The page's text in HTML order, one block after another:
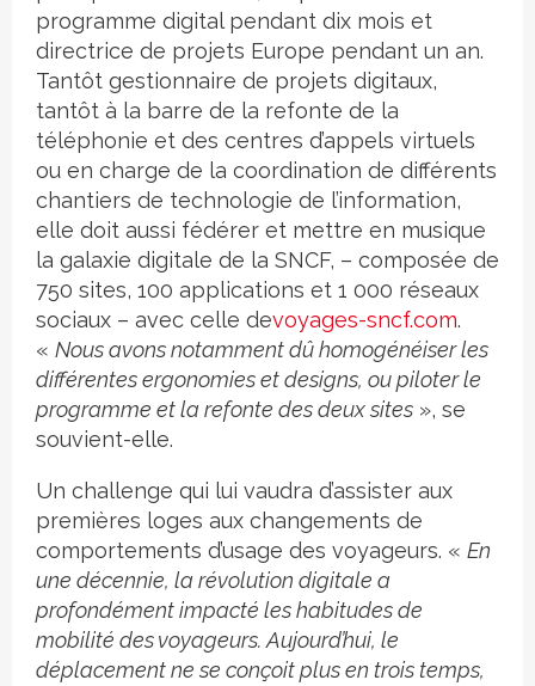
programme digital pendant dix mois et
directrice de projets Europe pendant un an.
Tantôt gestionnaire de projets digitaux,
tantôt à la barre de la refonte de la
téléphonie et des centres d’appels virtuels
ou en charge de la coordination de différents
chantiers de technologie de l’information,
elle doit aussi fédérer et mettre en musique
la galaxie digitale de la SNCF, – composée de
750 sites, 100 applications et 1 000 réseaux
sociaux – avec celle devoyages-sncf.com.
« Nous avons notamment dû homogénéiser les
différentes ergonomies et designs, ou piloter le
programme et la refonte des deux sites », se
souvient-elle.
Un challenge qui lui vaudra d’assister aux
premières loges aux changements de
comportements d’usage des voyageurs. « En
une décennie, la révolution digitale a
profondément impacté les habitudes de
mobilité des voyageurs. Aujourd’hui, le
déplacement ne se conçoit plus en trois temps,